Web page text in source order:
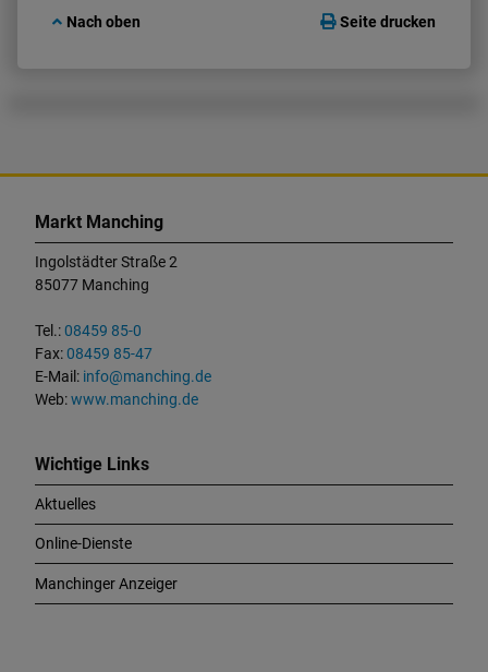
Nach oben Seite drucken
Markt Manching
Ingolstädter Straße 2
85077 Manching
Tel.:08459 85-0
Fax:08459 85-47
E-Mail: info@manching.de
Web:www.manching.de
Wichtige Links
Aktuelles
Online-Dienste
Manchinger Anzeiger